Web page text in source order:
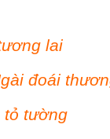
lai
đoái
tỏ tường